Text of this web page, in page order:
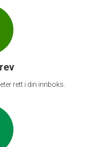
rett i din innboks.